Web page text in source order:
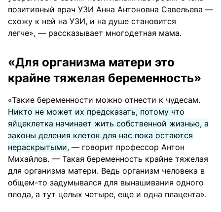
позитивный врач УЗИ Анна Антоновна Савельева —
схожу к ней на УЗИ, и на душе становится
легче», — рассказывает многодетная мама.
«Для организма матери это
крайне тяжелая беременность»
«Такие беременности можно отнести к чудесам.
Никто не может их предсказать, потому что
яйцеклетка начинает жить собственной жизнью, а
законы деления клеток для нас пока остаются
нераскрытыми, — говорит профессор Антон
Михайлов. — Такая беременность крайне тяжелая
для организма матери. Ведь организм человека в
общем-то задумывался для вынашивания одного
плода, а тут целых четыре, еще и одна плацента».